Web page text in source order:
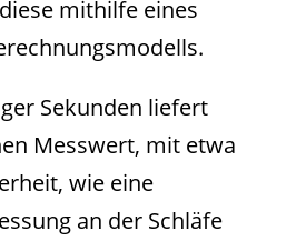
mithilfe eines
Sekunden liefert
Messwert, mit etwa
wie eine
an der Schläfe